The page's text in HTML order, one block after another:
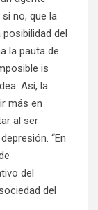
no, que la
del
la pauta de
is
Así, la
más en
al ser
“En
del
del